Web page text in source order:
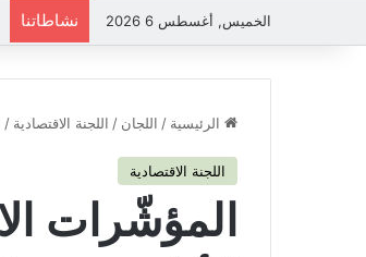
الخميس, أغسطس 6 2026 نشاطاتنا
الرئيسية / اللجان / اللجنة الاقتصادية /
اللجنة الاقتصادية
المؤشّرات